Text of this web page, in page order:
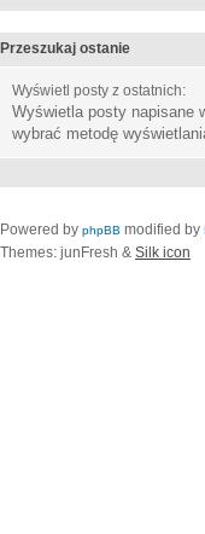
Przeszukaj ostanie
Wyświetl posty z ostatnich:
Wyświetla posty napisane
wybrać metodę
Powered by phpBB modified by
Themes: junFresh & Silk icon